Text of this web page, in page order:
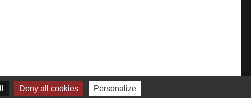
Deny all cookies Personalize